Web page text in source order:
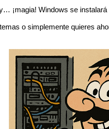
¡magia! Windows se instalará
o simplemente quieres